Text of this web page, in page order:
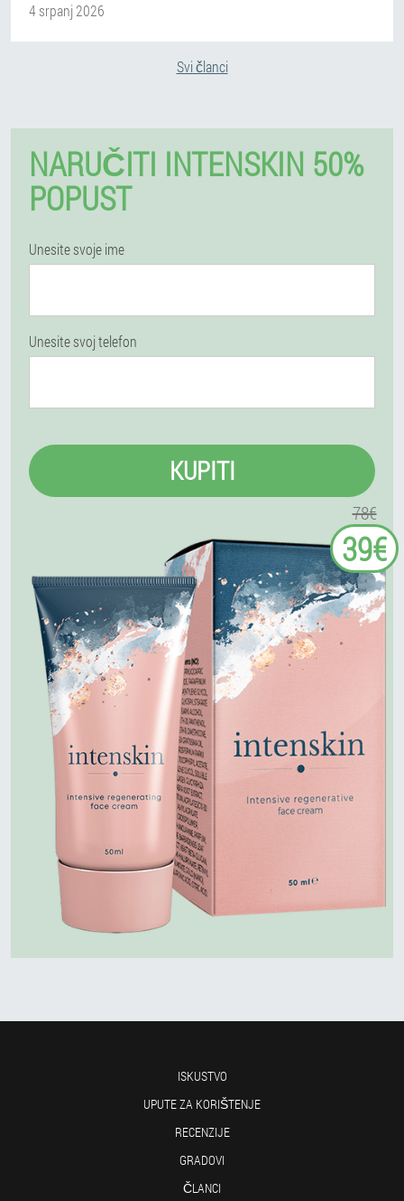
4 srpanj 2026
Svi članci
NARUČITI INTENSKIN 50%
POPUST
Unesite svoje ime
Unesite svoj telefon
KUPITI
78€
39€
ISKUSTVO
UPUTE ZA KORIŠTENJE
RECENZIJE
GRADOVI
ČLANCI